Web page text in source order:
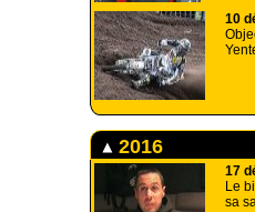
10
2016
17
Le
sa